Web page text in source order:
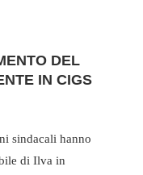
DEL
IN CIGS
sindacali hanno
di Ilva in